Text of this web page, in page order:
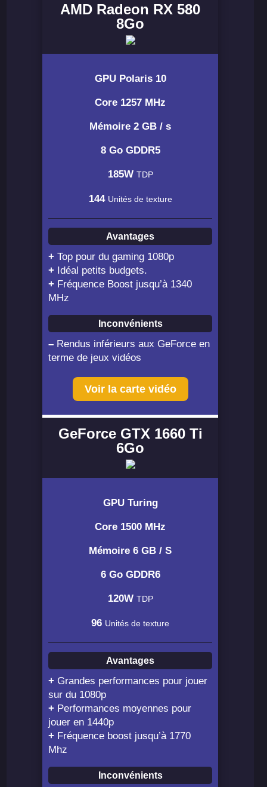
AMD Radeon RX 580
8Go
GPU Polaris 10
Core 1257 MHz
Mémoire 2 GB / s
8 Go GDDR5
185W TDP
144 Unités de texture
Avantages
+ Top pour du gaming 1080p
+ Idéal petits budgets.
+ Fréquence Boost jusqu’à 1340
MHz
Inconvénients
– Rendus inférieurs aux GeForce en
terme de jeux vidéos
Voir la carte vidéo
GeForce GTX 1660 Ti
6Go
GPU Turing
Core 1500 MHz
Mémoire 6 GB / S
6 Go GDDR6
120W TDP
96 Unités de texture
Avantages
+ Grandes performances pour jouer
sur du 1080p
+ Performances moyennes pour
jouer en 1440p
+ Fréquence boost jusqu’à 1770
Mhz
Inconvénients